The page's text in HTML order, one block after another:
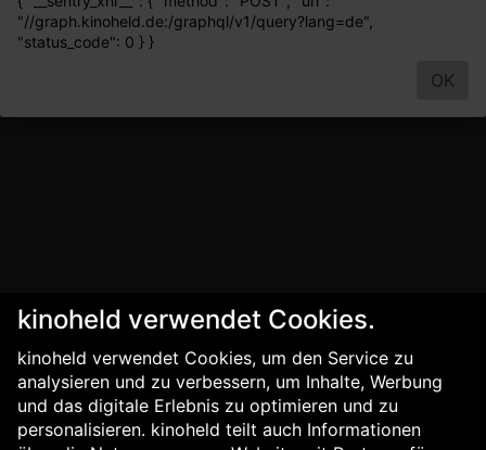
kinoheld verwendet Cookies.
kinoheld verwendet Cookies, um den Service zu
analysieren und zu verbessern, um Inhalte, Werbung
und das digitale Erlebnis zu optimieren und zu
personalisieren. kinoheld teilt auch Informationen
"//graph.kinoheld.de:/graphql/v1/query?lang=de",
"status_code": 0 } }
OK